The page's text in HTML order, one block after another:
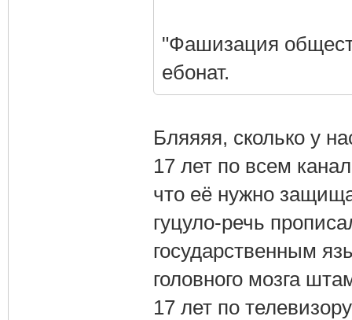
"Фашизация
ебонат.
Бляяяя, сколько у
17 лет по всем
что её нужно
гуцуло-речь
государственным
головного мозга
17 лет по